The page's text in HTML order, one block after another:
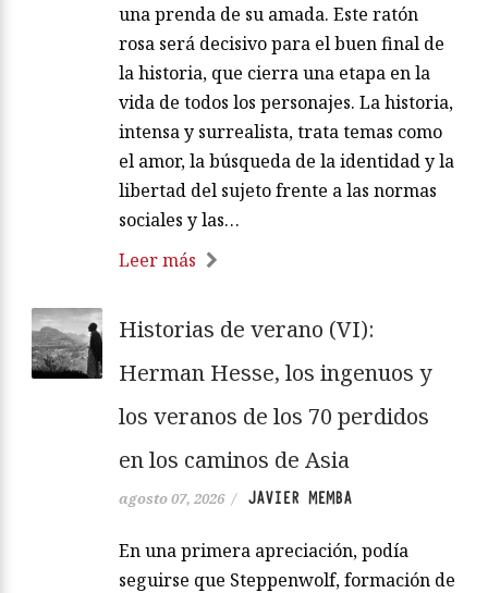
una prenda de su amada. Este ratón
rosa será decisivo para el buen final de
la historia, que cierra una etapa en la
vida de todos los personajes. La historia,
intensa y surrealista, trata temas como
el amor, la búsqueda de la identidad y la
libertad del sujeto frente a las normas
sociales y las…
Leer más
Historias de verano (VI):
Herman Hesse, los ingenuos y
los veranos de los 70 perdidos
en los caminos de Asia
agosto 07, 2026 / JAVIER MEMBA
En una primera apreciación, podía
seguirse que Steppenwolf, formación de